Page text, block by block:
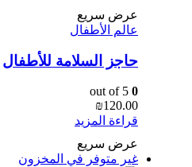
عرض سريع
عالم الأطفال
حاجز السلامة للأطفال
0
₪120.00
قراءة المزيد
عرض سريع
غير متوفر في المخزون